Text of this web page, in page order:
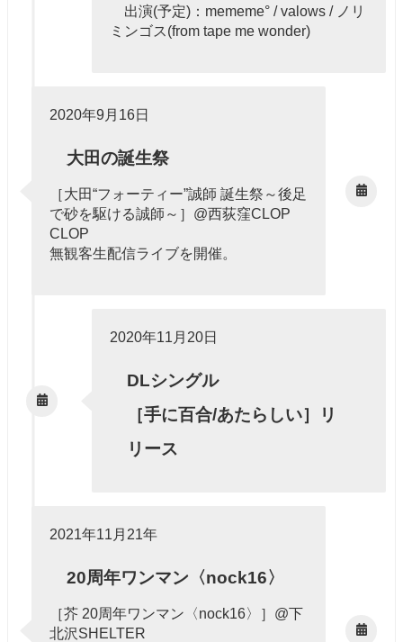
出演(予定)：mememe° / valows / ノリ
ミンゴス(from tape me wonder)
2020年9月16日
大田の誕生祭
［大田“フォーティー”誠師 誕生祭～後足
で砂を駆ける誠師～］@西荻窪CLOP
CLOP
無観客生配信ライブを開催。
2020年11月20日
DLシングル
［手に百合/あたらしい］リ
リース
2021年11月21年
20周年ワンマン〈nock16〉
［芥 20周年ワンマン〈nock16〉］@下
北沢SHELTER